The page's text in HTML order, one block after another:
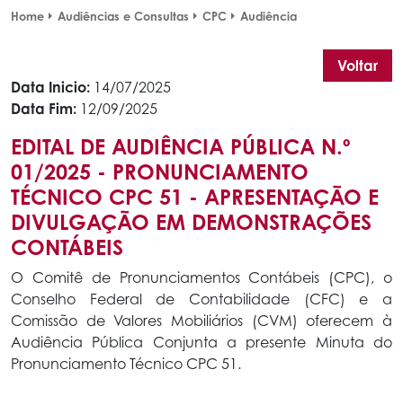
Home Audiências e Consultas CPC Audiência
Voltar
Data Inicio: 14/07/2025
Data Fim: 12/09/2025
EDITAL DE AUDIÊNCIA PÚBLICA N.º
01/2025 - PRONUNCIAMENTO
TÉCNICO CPC 51 - APRESENTAÇÃO E
DIVULGAÇÃO EM DEMONSTRAÇÕES
CONTÁBEIS
O Comitê de Pronunciamentos Contábeis (CPC), o
Conselho Federal de Contabilidade (CFC) e a
Comissão de Valores Mobiliários (CVM) oferecem à
Audiência Pública Conjunta a presente Minuta do
Pronunciamento Técnico CPC 51.